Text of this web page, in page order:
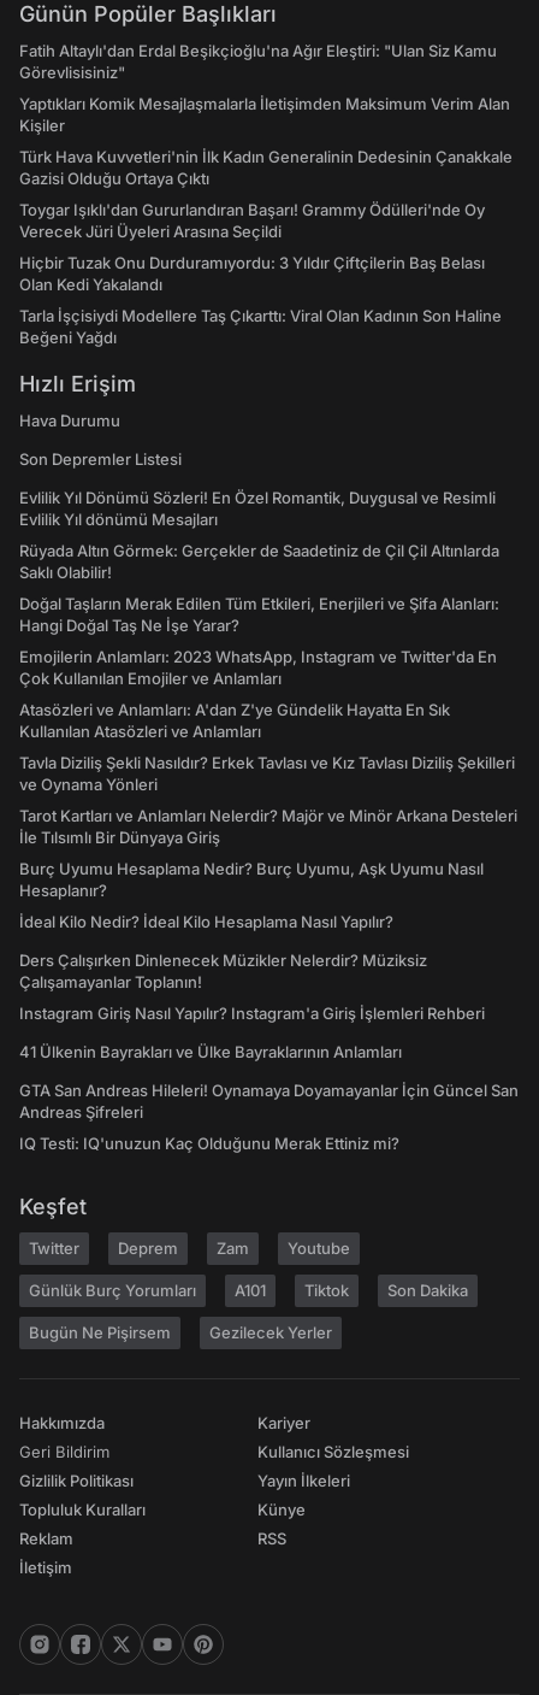
Günün Popüler Başlıkları
Fatih Altaylı'dan Erdal Beşikçioğlu'na Ağır Eleştiri: "Ulan Siz Kamu
Görevlisisiniz"
Yaptıkları Komik Mesajlaşmalarla İletişimden Maksimum Verim Alan
Kişiler
Türk Hava Kuvvetleri'nin İlk Kadın Generalinin Dedesinin Çanakkale
Gazisi Olduğu Ortaya Çıktı
Toygar Işıklı'dan Gururlandıran Başarı! Grammy Ödülleri'nde Oy
Verecek Jüri Üyeleri Arasına Seçildi
Hiçbir Tuzak Onu Durduramıyordu: 3 Yıldır Çiftçilerin Baş Belası
Olan Kedi Yakalandı
Tarla İşçisiydi Modellere Taş Çıkarttı: Viral Olan Kadının Son Haline
Beğeni Yağdı
Hızlı Erişim
Hava Durumu
Son Depremler Listesi
Evlilik Yıl Dönümü Sözleri! En Özel Romantik, Duygusal ve Resimli
Evlilik Yıl dönümü Mesajları
Rüyada Altın Görmek: Gerçekler de Saadetiniz de Çil Çil Altınlarda
Saklı Olabilir!
Doğal Taşların Merak Edilen Tüm Etkileri, Enerjileri ve Şifa Alanları:
Hangi Doğal Taş Ne İşe Yarar?
Emojilerin Anlamları: 2023 WhatsApp, Instagram ve Twitter'da En
Çok Kullanılan Emojiler ve Anlamları
Atasözleri ve Anlamları: A'dan Z'ye Gündelik Hayatta En Sık
Kullanılan Atasözleri ve Anlamları
Tavla Diziliş Şekli Nasıldır? Erkek Tavlası ve Kız Tavlası Diziliş Şekilleri
ve Oynama Yönleri
Tarot Kartları ve Anlamları Nelerdir? Majör ve Minör Arkana Desteleri
İle Tılsımlı Bir Dünyaya Giriş
Burç Uyumu Hesaplama Nedir? Burç Uyumu, Aşk Uyumu Nasıl
Hesaplanır?
İdeal Kilo Nedir? İdeal Kilo Hesaplama Nasıl Yapılır?
Ders Çalışırken Dinlenecek Müzikler Nelerdir? Müziksiz
Çalışamayanlar Toplanın!
Instagram Giriş Nasıl Yapılır? Instagram'a Giriş İşlemleri Rehberi
41 Ülkenin Bayrakları ve Ülke Bayraklarının Anlamları
GTA San Andreas Hileleri! Oynamaya Doyamayanlar İçin Güncel San
Andreas Şifreleri
IQ Testi: IQ'unuzun Kaç Olduğunu Merak Ettiniz mi?
Keşfet
Twitter Deprem Zam Youtube
Günlük Burç Yorumları A101 Tiktok Son Dakika
Bugün Ne Pişirsem Gezilecek Yerler
Hakkımızda
Geri Bildirim
Gizlilik Politikası
Topluluk Kuralları
Reklam
İletişim
Kariyer
Kullanıcı Sözleşmesi
Yayın İlkeleri
Künye
RSS